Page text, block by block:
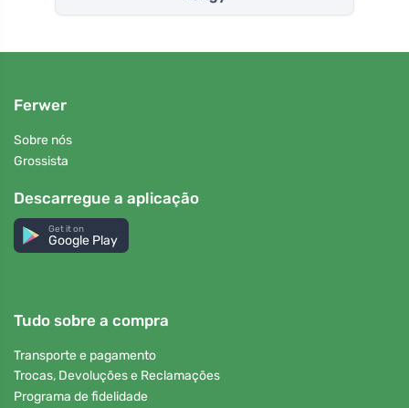
Ferwer
Sobre nós
Grossista
Descarregue a aplicação
Get it on
Google Play
Tudo sobre a compra
Transporte e pagamento
Trocas, Devoluções e Reclamações
Programa de fidelidade